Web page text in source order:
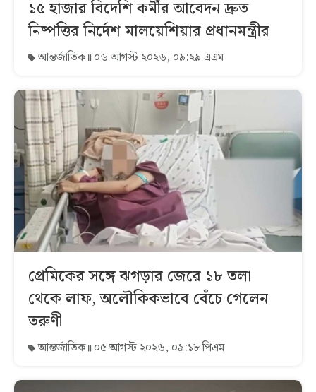
১৫ হাজার বিদেশি কর্মীর আবেদন দ্রুত
নিষ্পত্তির নির্দেশ মালয়েশিয়ার প্রধানমন্ত্রীর
আন্তর্জাতিক ০৬ আগস্ট ২০২৬, ০৯:২৯ এএম
প্রেমিকের সঙ্গে ঝগড়ার জেরে ১৮ তলা
থেকে লাফ, অলৌকিকভাবে বেঁচে গেলেন
তরুণী
আন্তর্জাতিক ০৫ আগস্ট ২০২৬, ০৯:১৮ পিএম